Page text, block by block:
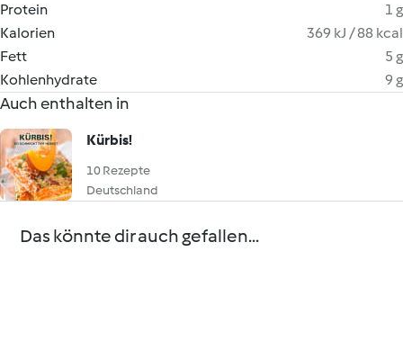
Protein
1 g
Kalorien
369 kJ / 88 kcal
Fett
5 g
Kohlenhydrate
9 g
Auch enthalten in
Kürbis!
10 Rezepte
Deutschland
Das könnte dir auch gefallen...